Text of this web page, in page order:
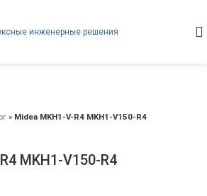
» Midea MKH1-V-R4 MKH1-V150-R4
MKH1-V150-R4